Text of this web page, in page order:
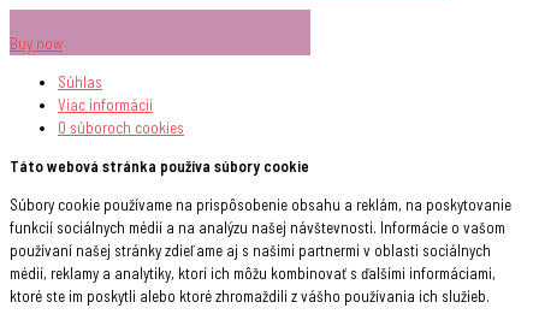
Buy now
Súhlas
Viac informácií
O súboroch cookies
Táto webová stránka používa súbory cookie
Súbory cookie používame na prispôsobenie obsahu a reklám, na poskytovanie
funkcií sociálnych médií a na analýzu našej návštevnosti. Informácie o vašom
používaní našej stránky zdieľame aj s našimi partnermi v oblasti sociálnych
médií, reklamy a analytiky, ktorí ich môžu kombinovať s ďalšími informáciami,
ktoré ste im poskytli alebo ktoré zhromaždili z vášho používania ich služieb.